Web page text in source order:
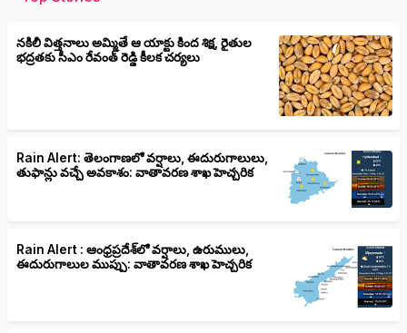
నకిలీ విత్తనాలు అమ్మితే ఆ యాక్టు కింద శిక్ష, రైతుల
భద్రతకు సీఎం రేవంత్ రెడ్డి కీలక చర్యలు
Rain Alert: తెలంగాణలో వర్షాలు, ఈదురుగాలులు,
తుఫాన్లు వచ్చే అవకాశం: వాతావరణ శాఖ హెచ్చరిక
Rain Alert : ఆంధ్రప్రదేశ్‌లో వర్షాలు, ఉరుములు,
ఈదురుగాలుల ముప్పు: వాతావరణ శాఖ హెచ్చరిక